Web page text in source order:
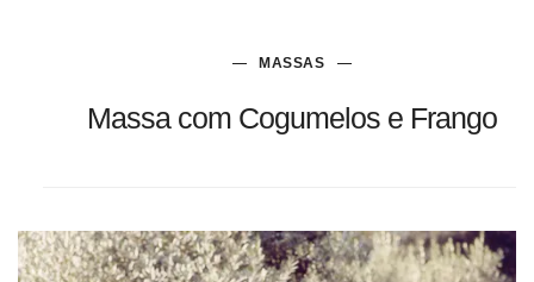
MASSAS
Massa com Cogumelos e Frango